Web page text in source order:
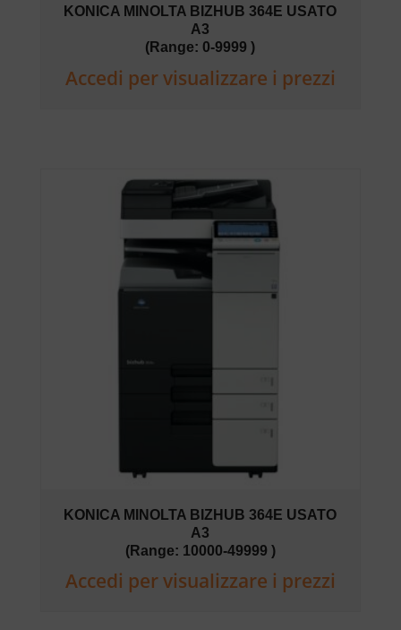
KONICA MINOLTA BIZHUB 364E USATO
A3
(Range: 0-9999 )
Accedi per visualizzare i prezzi
KONICA MINOLTA BIZHUB 364E USATO
A3
(Range: 10000-49999 )
Accedi per visualizzare i prezzi